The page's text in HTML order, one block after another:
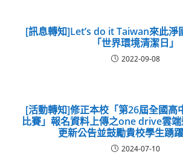
[訊息轉知]Let’s do it Taiwan來此淨
「世界環境清潔日」
2022-09-08
[活動轉知]修正本校「第26屆全國高
比賽」報名資料上傳之one drive雲
更新公告並鼓勵貴校學生踴
2024-07-10